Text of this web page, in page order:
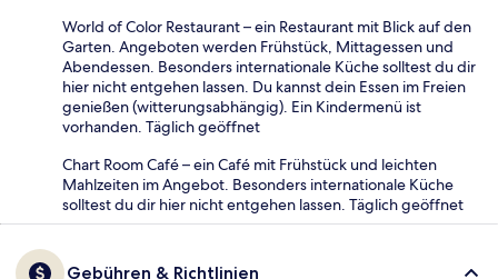
World of Color Restaurant – ein Restaurant mit Blick auf den
Garten. Angeboten werden Frühstück, Mittagessen und
Abendessen. Besonders internationale Küche solltest du dir
hier nicht entgehen lassen. Du kannst dein Essen im Freien
genießen (witterungsabhängig). Ein Kindermenü ist
vorhanden. Täglich geöffnet
Chart Room Café – ein Café mit Frühstück und leichten
Mahlzeiten im Angebot. Besonders internationale Küche
solltest du dir hier nicht entgehen lassen. Täglich geöffnet
Gebühren & Richtlinien